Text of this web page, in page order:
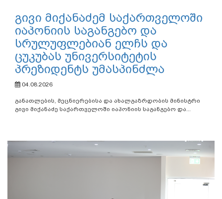
გივი მიქანაძემ საქართველოში
იაპონიის საგანგებო და
სრულუფლებიან ელჩს და
ცუკუბას უნივერსიტეტის
პრეზიდენტს უმასპინძლა
04.08.2026
განათლების, მეცნიერებისა და ახალგაზრდობის მინისტრი
გივი მიქანაძე საქართველოში იაპონიის საგანგებო და...